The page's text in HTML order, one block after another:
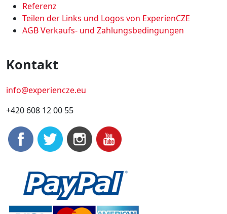
Referenz
Teilen der Links und Logos von ExperienCZE
AGB Verkaufs- und Zahlungsbedingungen
Kontakt
info@experiencze.eu
+420 608 12 00 55